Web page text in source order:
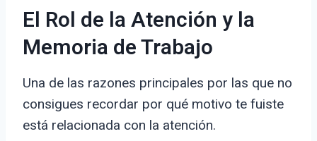
El Rol de la Atención y la
Memoria de Trabajo
Una de las razones principales por las que no
consigues recordar por qué motivo te fuiste
está relacionada con la atención.